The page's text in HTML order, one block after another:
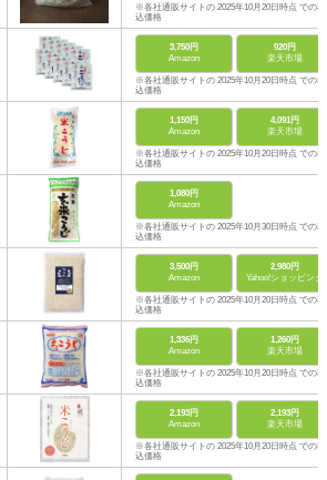
※各社通販サイトの 2025年10月20日時点 での税
込価格
3,750円
Amazon
920円
楽天市場
※各社通販サイトの 2025年10月20日時点 での税
込価格
1,150円
Amazon
4,091円
楽天市場
※各社通販サイトの 2025年10月20日時点 での税
込価格
1,080円
Amazon
※各社通販サイトの 2025年10月30日時点 での税
込価格
3,500円
Amazon
2,980円
Yahoo!ショッピング
※各社通販サイトの 2025年10月20日時点 での税
込価格
1,336円
Amazon
1,260円
楽天市場
※各社通販サイトの 2025年10月20日時点 での税
込価格
2,193円
Amazon
2,193円
楽天市場
※各社通販サイトの 2025年10月20日時点 での税
込価格